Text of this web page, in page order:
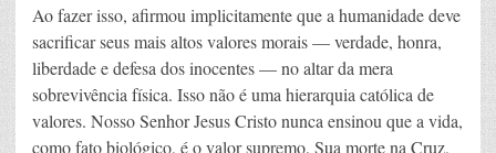
Ao fazer isso, afirmou implicitamente que a humanidade deve
sacrificar seus mais altos valores morais — verdade, honra,
liberdade e defesa dos inocentes — no altar da mera
sobrevivência física. Isso não é uma hierarquia católica de
valores. Nosso Senhor Jesus Cristo nunca ensinou que a vida,
como fato biológico, é o valor supremo. Sua morte na Cruz,